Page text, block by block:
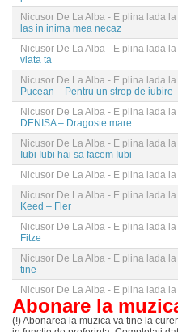
Nicusor De La Alba - E plina lada
las in inima mea necaz
Nicusor De La Alba - E plina lada
viata ta
Nicusor De La Alba - E plina lada
Pucean – Pentru un strop de iubire
Nicusor De La Alba - E plina lada
DENISA – Dragoste mare
Nicusor De La Alba - E plina lada
Iubi Iubi hai sa facem Iubi
Nicusor De La Alba - E plina lada
Nicusor De La Alba - E plina lada
Keed – Fler
Nicusor De La Alba - E plina lada
Fitze
Nicusor De La Alba - E plina lada
tine
Nicusor De La Alba - E plina lada
Abonare la
(!) Abonarea la muzica va tine la